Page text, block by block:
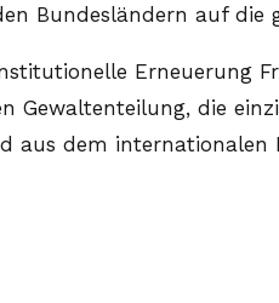
Bundesländern auf die
Erneuerung
Gewaltenteilung, die
aus dem